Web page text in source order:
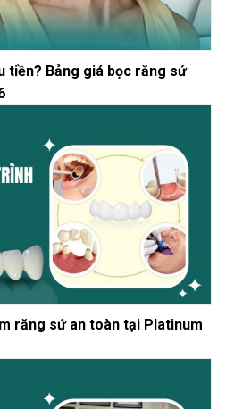
tiền? Bảng giá bọc răng sứ
răng sứ an toàn tại Platinum